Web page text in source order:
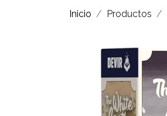
Inicio Productos